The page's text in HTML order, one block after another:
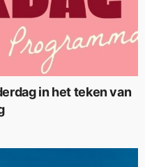
in het teken van